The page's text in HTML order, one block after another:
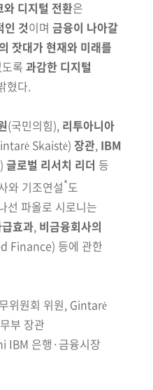
와 디지털 전환은
인 것이며 금융이 나아갈
잣대가현재와 미래를
록 과감한 디지털
혔다.
(국민의힘), 리투아니아
Skaistė) 장관, IBM
글로벌 리서치 리더 등
와 기조연설*도
선 파올로 시로니는
효과, 비금융회사의
Finance) 등에 관한
위원회 위원, Gintarė
부 장관
IBM 은행·금융시장